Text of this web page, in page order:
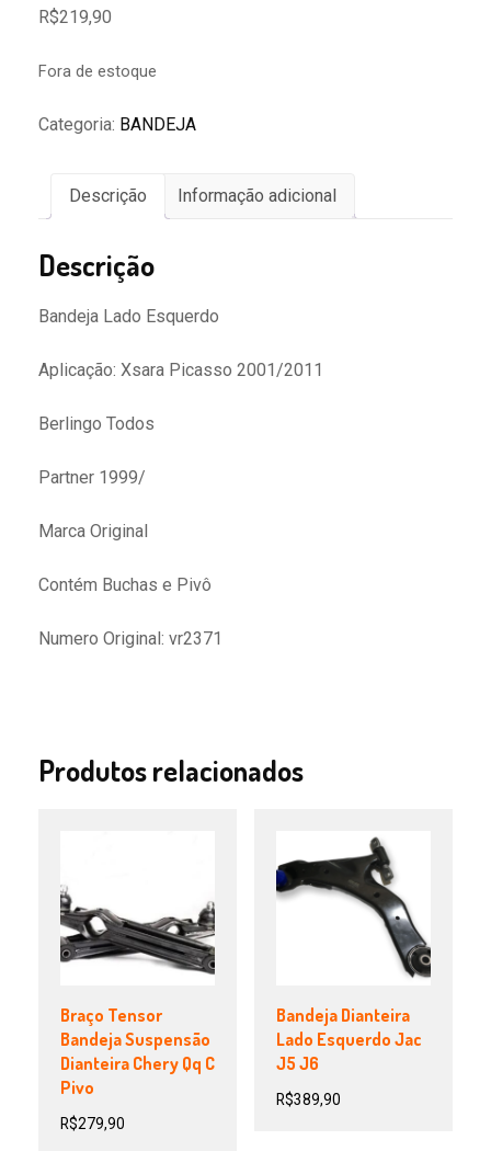
R$219,90
Fora de estoque
Categoria: BANDEJA
Descrição Informação adicional
Descrição
Bandeja Lado Esquerdo
Aplicação: Xsara Picasso 2001/2011
Berlingo Todos
Partner 1999/
Marca Original
Contém Buchas e Pivô
Numero Original: vr2371
Produtos relacionados
Braço Tensor
Bandeja Suspensão
Dianteira Chery Qq C
Pivo
R$279,90
Bandeja Dianteira
Lado Esquerdo Jac
J5 J6
R$389,90